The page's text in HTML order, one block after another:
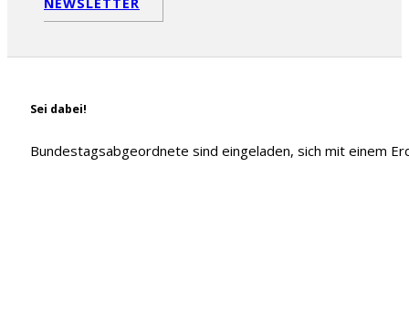
Sei dabei!
Bundestagsabgeordnete sind eingeladen, sich mit einem